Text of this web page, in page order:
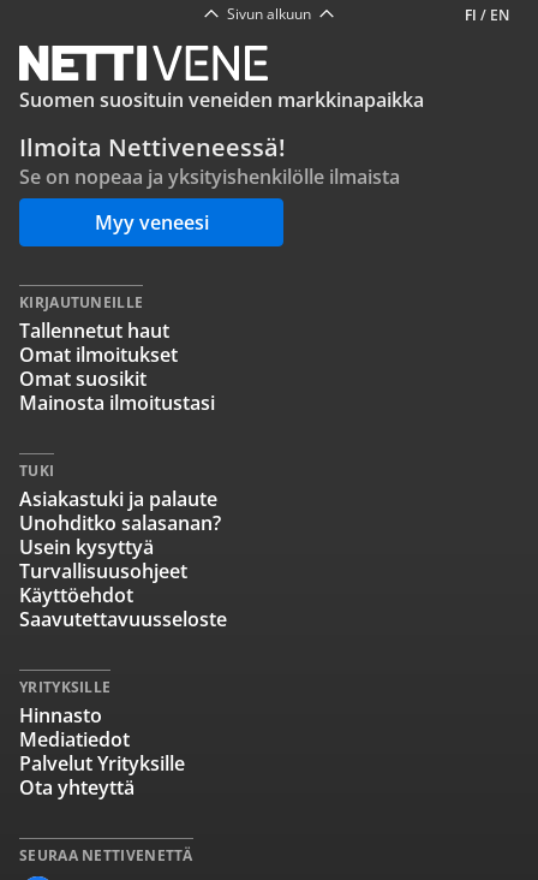
FI / EN
Sivun alkuun
Suomen suosituin veneiden markkinapaikka
Ilmoita Nettiveneessä!
Se on nopeaa ja yksityishenkilölle ilmaista
Myy veneesi
SEURAA NETTIVENETTÄ
KIRJAUTUNEILLE
Tallennetut haut
Omat ilmoitukset
Omat suosikit
Mainosta ilmoitustasi
TUKI
Asiakastuki ja palaute
Unohditko salasanan?
Usein kysyttyä
Turvallisuusohjeet
Käyttöehdot
Saavutettavuusseloste
YRITYKSILLE
Hinnasto
Mediatiedot
Palvelut Yrityksille
Ota yhteyttä